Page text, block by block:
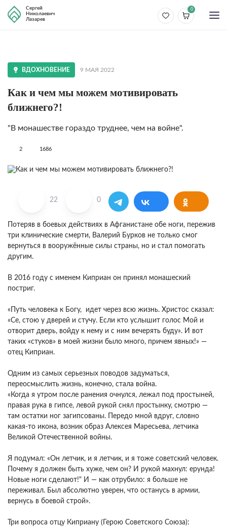
Сергей
Николаевич
Лазарев
0
ВДОХНОВЕНИЕ 9 МАЯ 2022
Как и чем мы можем мотивировать
ближнего?!
"В монашестве гораздо труднее, чем на войне".
2 1686
22 0
Потеряв в боевых действиях в Афганистане обе ноги, пережив
три клинические смерти, Валерий Бурков не только смог
вернуться в вооружённые силы страны, но и стал помогать
другим.
В 2016 году с именем Киприан он принял монашеский
постриг.
«Путь человека к Богу, идет через всю жизнь. Христос сказал:
«Се, стою у дверей и стучу. Если кто услышит голос Мой и
отворит дверь, войду к нему и с ним вечерять буду». И вот
таких «стуков» в моей жизни было много, причем явных!» —
отец Киприан.
Одним из самых серьезных поводов задуматься,
переосмыслить жизнь, конечно, стала война.
«Когда я утром после ранения очнулся, лежал под простыней,
правая рука в гипсе, левой рукой снял простынку, смотрю —
там остатки ног загипсованы. Передо мной вдруг, словно
какая-то икона, возник образ Алексея Маресьева, летчика
Великой Отечественной войны.
Я подумал: «Он летчик, и я летчик, и я тоже советский человек.
Почему я должен быть хуже, чем он? И рукой махнул: ерунда!
Новые ноги сделают!" И — как отрубило: я больше не
переживал. Был абсолютно уверен, что останусь в армии,
вернусь в боевой строй».
Три вопроса отцу Киприану (Герою Советского Союза):